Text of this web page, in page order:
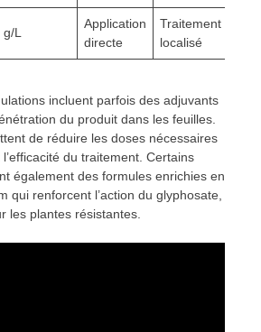
g/L
Application
directe
Traitement
localisé
incluent parfois des adjuvants
du produit dans les feuilles.
de réduire les doses nécessaires
du traitement. Certains
également des formules enrichies en
qui renforcent l’action du glyphosate,
les plantes résistantes.